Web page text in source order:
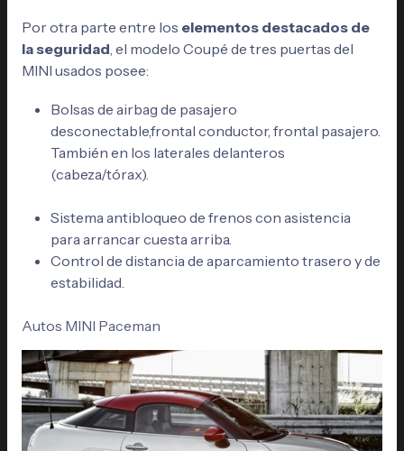
Por otra parte entre los elementos destacados de
la seguridad, el modelo Coupé de tres puertas del
MINI usados posee:
Bolsas de airbag de pasajero
desconectable,frontal conductor, frontal pasajero.
También en los laterales delanteros
(cabeza/tórax).
Sistema antibloqueo de frenos con asistencia
para arrancar cuesta arriba.
Control de distancia de aparcamiento trasero y de
estabilidad.
Autos MINI Paceman